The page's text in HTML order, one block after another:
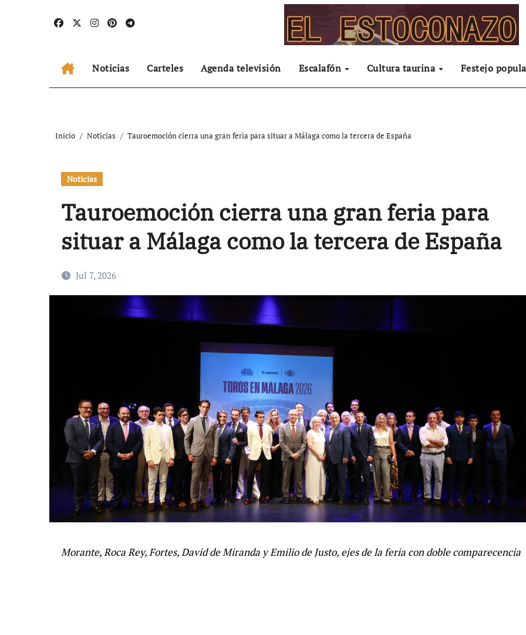
Noticias Carteles Agenda televisión Escalafón Cultura taurina Festejo
Inicio Noticias Tauroemoción cierra una gran feria para situar a Málaga como la tercera de España
Noticias
Tauroemoción cierra una gran feria para
situar a Málaga como la tercera de España
Jul 7, 2026
Morante, Roca Rey, Fortes, David de Miranda y Emilio de Justo, ejes de la feria con doble comparecencia